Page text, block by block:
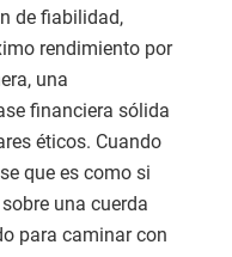
de fiabilidad,
rendimiento por
una
financiera sólida
éticos. Cuando
que es como si
una cuerda
para caminar con